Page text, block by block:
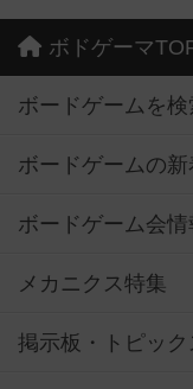
ボドゲーマ
ボードゲームを検
ボードゲームの
ボードゲーム会情
メカニクス特集
掲示板・トピック